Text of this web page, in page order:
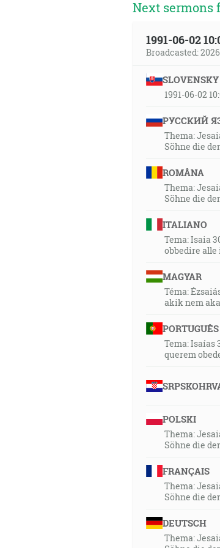
Keď tedy máme
14:48
slovo, totiž že
A nahradím
vás. [Jl 2:25]
A tak čiňte
predurčeného
ústa všetkých
19:29
… ale aby sme
dielu vzrast tela
Prespevuj a
pripoja k
k tebe. A
Ale keď sa
konci nebies, aj
[Neh 1:9]
Next sermons
1991-06-02
Broadcasted:
SLOVENSKY
1991-06-02
РУССКИЙ
Thema:
Söhne die
ROMÂNA
Thema:
Söhne die
ITALIANO
Tema: Isaia
obbedire
MAGYAR
Téma:
akik nem
PORTUGUÊS
Tema: Isaías
querem
POLSKI
Thema:
Söhne die
FRANÇAIS
Thema:
Söhne die
DEUTSCH
Thema: